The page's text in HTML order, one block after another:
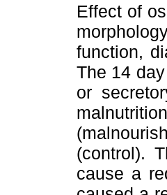
Effect of
function,
The 14
or
(control).
cause a